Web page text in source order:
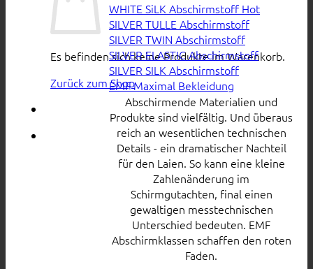
Es befinden sich keine Produkte im Warenkorb.
Zurück zum Shop
WHITE SiLK Abschirmstoff
SILVER TULLE Abschirmstoff
SILVER TWIN Abschirmstoff
SILVER ELASTIC Abschirmstoff
SILVER SILK Abschirmstoff
EMF Maximal Bekleidung
Abschirmende Materialien und
Produkte sind vielfältig. Und überaus
reich an wesentlichen technischen
Details - ein dramatischer Nachteil
für den Laien. So kann eine kleine
Zahlenänderung im
Schirmgutachten, final einen
gewaltigen messtechnischen
Unterschied bedeuten. EMF
Abschirmklassen schaffen den roten
Faden.